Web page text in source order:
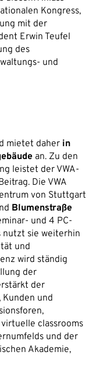
Kongress,
mit der
Erwin Teufel
des
und
mietet daher in
an. Zu den
leistet der VWA-
Die VWA
von Stuttgart
Blumenstraße
und 4 PC-
nutzt sie weiterhin
und
wird ständig
der
der
und
classrooms
und der
Akademie,